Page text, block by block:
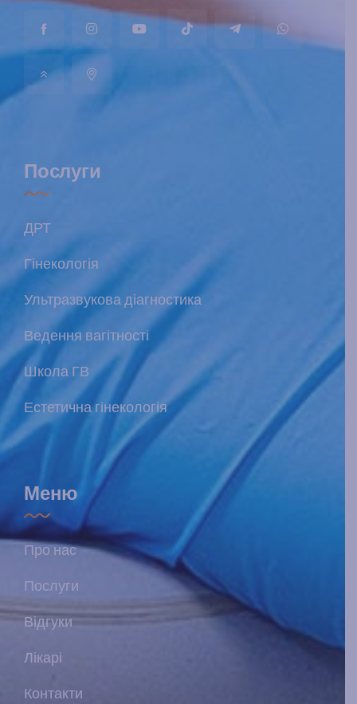
Послуги
ДРТ
Гінекологія
Ультразвукова діагностика
Ведення вагітності
Школа ГВ
Естетична гінекологія
Меню
Про нас
Послуги
Відгуки
Лікарі
Контакти